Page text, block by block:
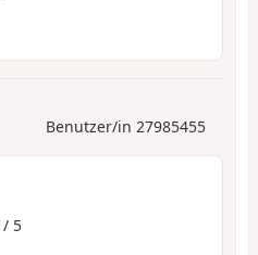
Benutzer/in 27985455
/ 5